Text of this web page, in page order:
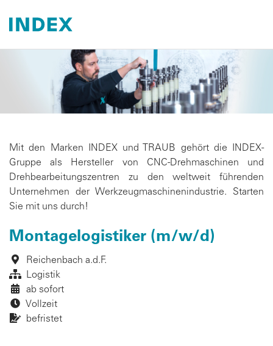
Montagelogistiker (m/w/d)
Reichenbach a.d.F.
Logistik
ab sofort
Vollzeit
befristet
Mit den Marken INDEX und TRAUB gehört die INDEX-
Gruppe als Hersteller von CNC-Drehmaschinen und
Drehbearbeitungszentren zu den weltweit führenden
Unternehmen der Werkzeugmaschinenindustrie. Starten
Sie mit uns durch!